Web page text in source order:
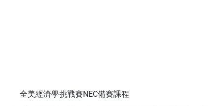
全美經濟學挑戰賽NEC備賽課程